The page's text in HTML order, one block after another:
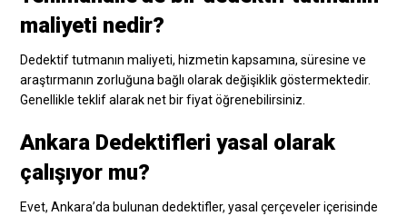
maliyeti nedir?
Dedektif tutmanın maliyeti, hizmetin kapsamına, süresine ve
araştırmanın zorluğuna bağlı olarak değişiklik göstermektedir.
Genellikle teklif alarak net bir fiyat öğrenebilirsiniz.
Ankara Dedektifleri yasal olarak
çalışıyor mu?
Evet, Ankara’da bulunan dedektifler, yasal çerçeveler içerisinde